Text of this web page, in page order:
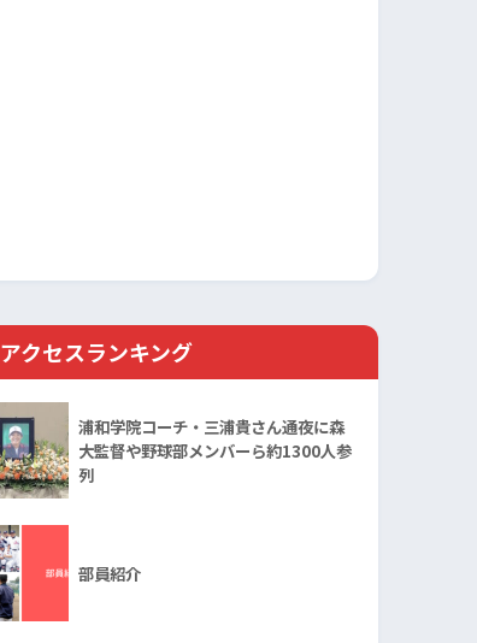
アクセスランキング
浦和学院コーチ・三浦貴さん通夜に森
大監督や野球部メンバーら約1300人参
列
部員紹介